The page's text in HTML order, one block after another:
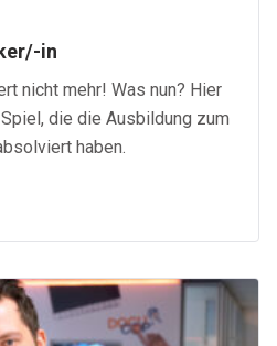
in
nicht mehr! Was nun? Hier
die die Ausbildung zum
haben.